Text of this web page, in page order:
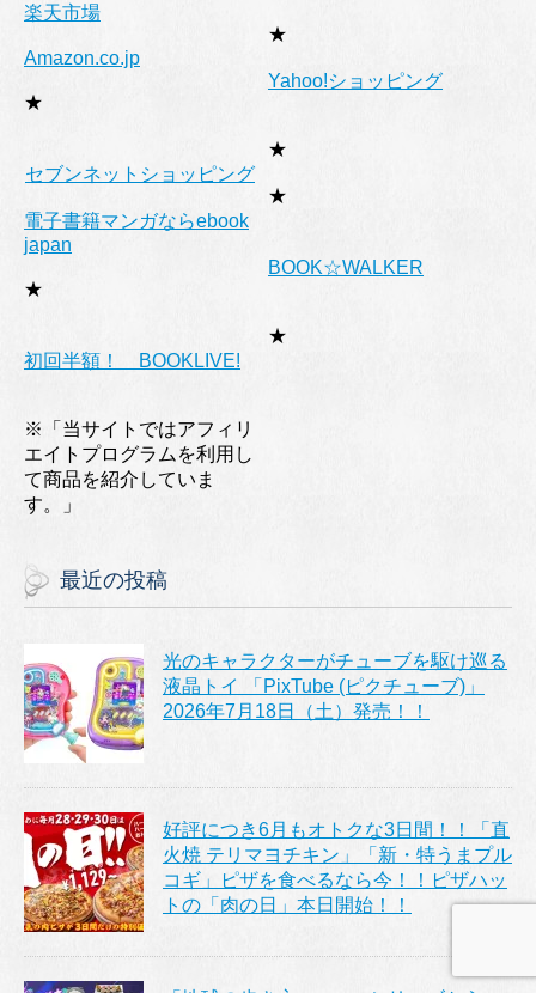
楽天市場
★
Amazon.co.jp
★
Yahoo!ショッピング
★
セブンネットショッピング
★
電子書籍マンガならebook
japan
★
BOOK☆WALKER
★
初回半額！ BOOKLIVE!
※「当サイトではアフィリ
エイトプログラムを利用し
て商品を紹介していま
す。」
最近の投稿
光のキャラクターがチューブを駆け巡る
液晶トイ 「PixTube (ピクチューブ)」
2026年7月18日（土）発売！！
好評につき6月もオトクな3日間！！「直
火焼 テリマヨチキン」「新・特うまプル
コギ」ピザを食べるなら今！！ピザハッ
トの「肉の日」本日開始！！